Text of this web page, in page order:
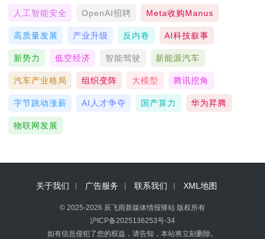
人工智能安全 OpenAI招聘 Meta收购Manus
高质量发展 产业升级 反内卷 AI科技叙事
新势力 低空经济 智能驾驶 新能源汽车
汽车产业格局 组织变阵 大模型 腾讯挖角
字节跳动涨薪 AI人才争夺 国产算力 华为昇腾
物联网发展
关于我们 广告服务 联系我们 XML地图
© 2025-2026 辰飞雨新媒体情报驿站 版权所有
沪ICP备2025136253号-34
如有信息侵犯了您的权益，请告知，本站将立刻删除。